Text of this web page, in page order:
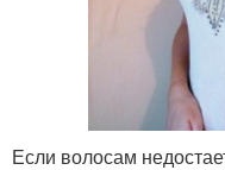
Если волосам